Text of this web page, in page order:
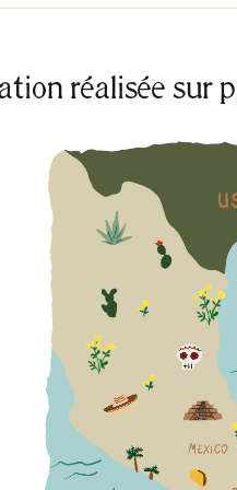
réalisée sur